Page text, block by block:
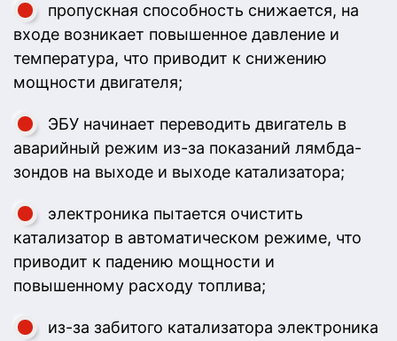
пропускная способность снижается, на
входе возникает повышенное давление и
температура, что приводит к снижению
мощности двигателя;
ЭБУ начинает переводить двигатель в
аварийный режим из-за показаний лямбда-
зондов на выходе и выходе катализатора;
электроника пытается очистить
катализатор в автоматическом режиме, что
приводит к падению мощности и
повышенному расходу топлива;
из-за забитого катализатора электроника